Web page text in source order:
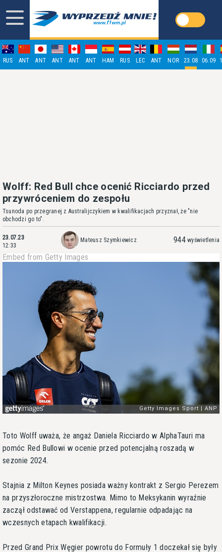
RUS ANT ANT ANT ANT ANT HAM RUS LEC ANT NOR 23.08 06.09
Wolff: Red Bull chce ocenić Ricciardo przed
przywróceniem do zespołu
Tsunoda po przegranej z Australijczykiem w kwalifikacjach przyznał, że "nie
obchodzi go to".
23.07.23
12:33
Mateusz Szymkiewicz 944 wyświetlenia
Embed from Getty Images
Toto Wolff uważa, że angaż Daniela Ricciardo w AlphaTauri ma
pomóc Red Bullowi w ocenie przed potencjalną roszadą w
sezonie 2024.
Stajnia z Milton Keynes posiada ważny kontrakt z Sergio Perezem
na przyszłoroczne mistrzostwa. Mimo to Meksykanin wyraźnie
zaczął odstawać od Verstappena, regularnie odpadając na
wczesnych etapach kwalifikacji.
Przed Grand Prix Węgier powrotu do Formuły 1 doczekał się były